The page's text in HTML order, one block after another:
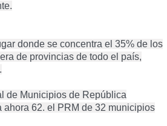
donde se concentra el 35% de los
de provincias de todo el país,
de Municipios de República
62. el PRM de 32 municipios